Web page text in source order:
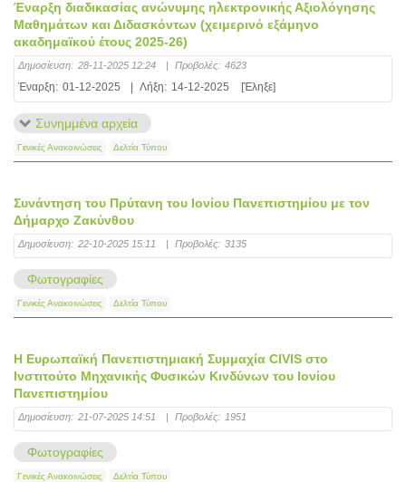
Έναρξη διαδικασίας ανώνυμης ηλεκτρονικής Αξιολόγησης
Μαθημάτων και Διδασκόντων (χειμερινό εξάμηνο
ακαδημαϊκού έτους 2025-26)
Δημοσίευση: 28-11-2025 12:24 | Προβολές: 4623
Έναρξη: 01-12-2025 Λήξη: 14-12-2025 [Έληξε]
Συνημμένα αρχεία
Γενικές Ανακοινώσεις Δελτία Τύπου
Συνάντηση του Πρύτανη του Ιονίου Πανεπιστημίου με τον
Δήμαρχο Ζακύνθου
Δημοσίευση: 22-10-2025 15:11 | Προβολές: 3135
Φωτογραφίες
Γενικές Ανακοινώσεις Δελτία Τύπου
Η Ευρωπαϊκή Πανεπιστημιακή Συμμαχία CIVIS στο
Ινστιτούτο Μηχανικής Φυσικών Κινδύνων του Ιονίου
Πανεπιστημίου
Δημοσίευση: 21-07-2025 14:51 | Προβολές: 1951
Φωτογραφίες
Γενικές Ανακοινώσεις Δελτία Τύπου